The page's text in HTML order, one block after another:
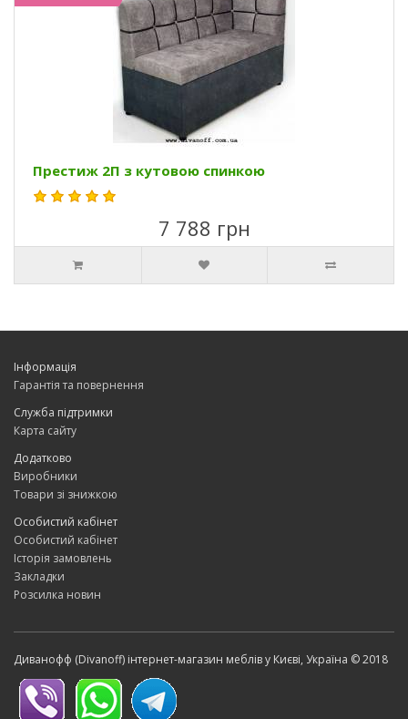
Престиж 2П з кутовою спинкою
7 788 грн
Інформація
Гарантія та повернення
Служба підтримки
Карта сайту
Додатково
Виробники
Товари зі знижкою
Особистий кабінет
Особистий кабінет
Історія замовлень
Закладки
Розсилка новин
Диванофф (Divanoff) інтернет-магазин меблів у Києві, Україна © 2018